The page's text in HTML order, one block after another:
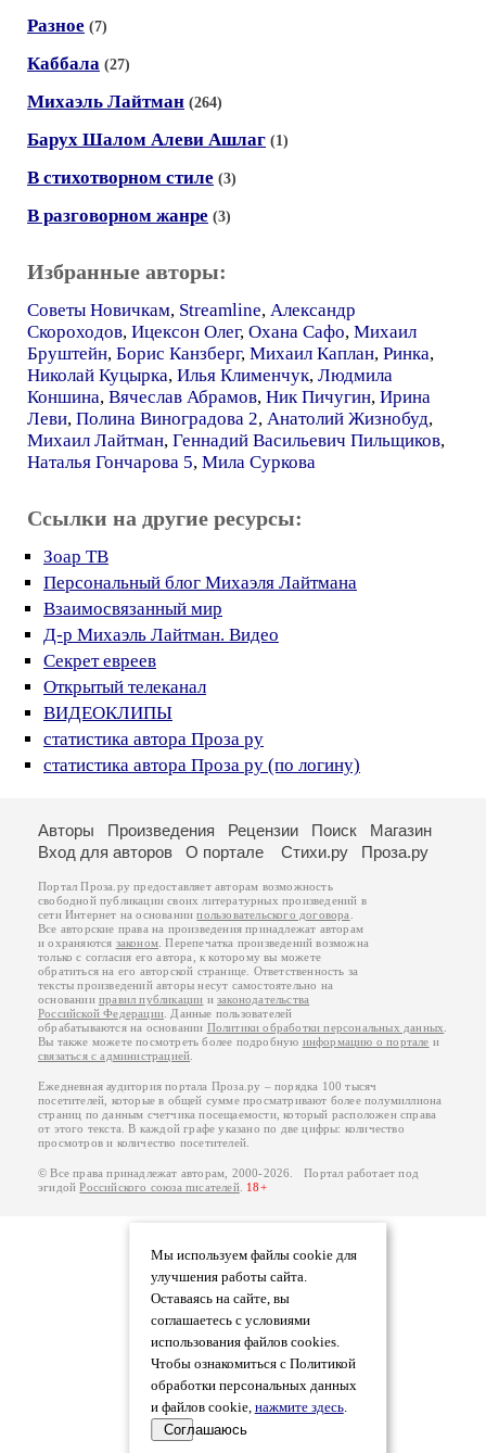
Разное (7)
Каббала (27)
Михаэль Лайтман (264)
Барух Шалом Алеви Ашлаг (1)
В стихотворном стиле (3)
В разговорном жанре (3)
Избранные авторы:
Советы Новичкам, Streamline, Александр
Скороходов, Ицексон Олег, Охана Сафо, Михаил
Бруштейн, Борис Канзберг, Михаил Каплан, Ринка,
Николай Куцырка, Илья Клименчук, Людмила
Коншина, Вячеслав Абрамов, Ник Пичугин, Ирина
Леви, Полина Виноградова 2, Анатолий Жизнобуд,
Михаил Лайтман, Геннадий Васильевич Пильщиков,
Наталья Гончарова 5, Мила Суркова
Ссылки на другие ресурсы:
Зоар ТВ
Персональный блог Михаэля Лайтмана
Взаимосвязанный мир
Д-р Михаэль Лайтман. Видео
Секрет евреев
Открытый телеканал
ВИДЕОКЛИПЫ
статистика автора Проза ру
статистика автора Проза ру (по логину)
Мы используем файлы cookie для
улучшения работы сайта.
Оставаясь на сайте, вы
соглашаетесь с условиями
использования файлов cookies.
Чтобы ознакомиться с Политикой
обработки персональных данных
и файлов cookie, нажмите здесь.
Соглашаюсь
Авторы Произведения Рецензии Поиск
Магазин
Вход для авторов
О портале Стихи.ру Проза.ру
Портал Проза.ру предоставляет авторам возможность
свободной публикации своих литературных произведений в
сети Интернет на основаниипользовательского договора.
Все авторские права на произведения принадлежат авторам
и охраняются законом. Перепечатка произведений возможна
только с согласия его автора, к которому вы можете
обратиться на его авторской странице. Ответственность за
тексты произведений авторы несут самостоятельно на
основанииправил публикации изаконодательства
Российской Федерации. Данные пользователей
обрабатываются на основании Политики обработки персональных данных.
Вы также можете посмотреть более подробную информацию о портале и
связаться с администрацией.
Ежедневная аудитория портала Проза.ру – порядка 100 тысяч
посетителей, которые в общей сумме просматривают более полумиллиона
страниц по данным счетчика посещаемости, который расположен справа
от этого текста. В каждой графе указано по две цифры: количество
просмотров и количество посетителей.
© Все права принадлежат авторам, 2000-2026. Портал работает под
эгидойРоссийского союза писателей. 18+